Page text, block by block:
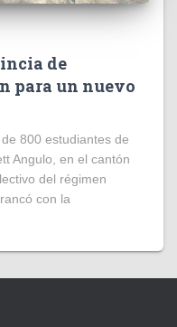
de
para un nuevo
800 estudiantes de
Angulo, en el cantón
del régimen
con la